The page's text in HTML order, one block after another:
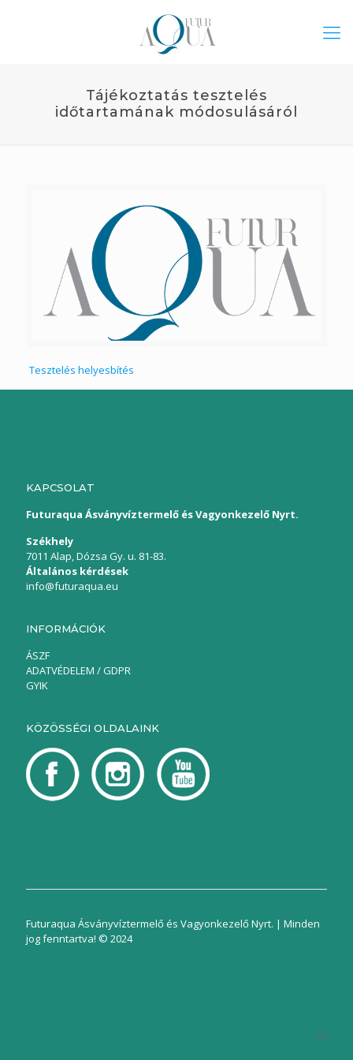
Tájékoztatás tesztelés
időtartamának módosulásáról
Tesztelés helyesbítés
KAPCSOLAT
Futuraqua Ásványvíztermelő és Vagyonkezelő Nyrt.
Székhely
7011 Alap, Dózsa Gy. u. 81-83.
Általános kérdések
info@futuraqua.eu
INFORMÁCIÓK
ÁSZF
ADATVÉDELEM / GDPR
GYIK
KÖZÖSSÉGI OLDALAINK
Futuraqua Ásványvíztermelő és Vagyonkezelő Nyrt. | Minden
jog fenntartva! © 2024